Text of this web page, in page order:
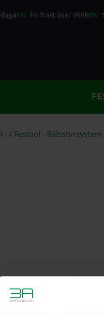
Fri frakt över 999kr
-/ Festool - Rälsstyrsystem